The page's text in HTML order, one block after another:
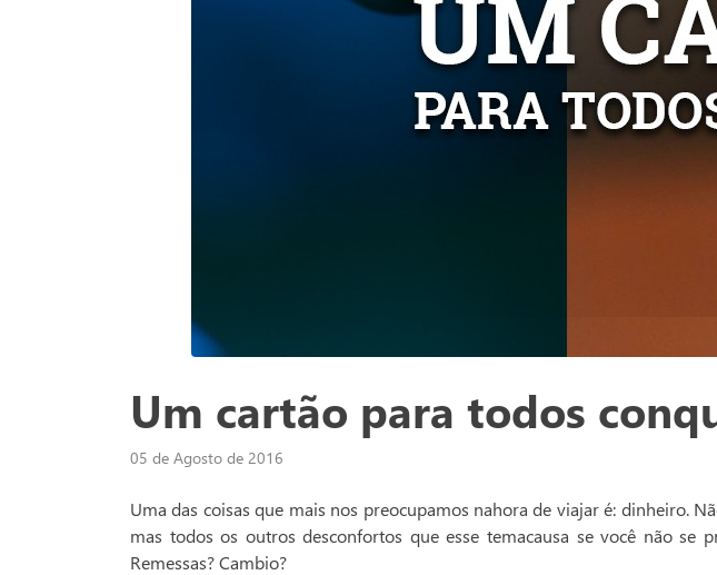
Um cartão para todos
05 de Agosto de 2016
Uma das coisas que mais nos preocupamos nahora de viajar é: dinheiro.
mas todos os outros desconfortos que esse temacausa se você não se
Remessas? Cambio?